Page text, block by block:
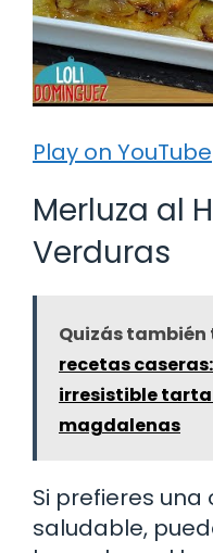
Play on YouTube
Merluza al
Verduras
Quizás también
recetas
irresistible tarta
magdalenas
Si prefieres
saludable,